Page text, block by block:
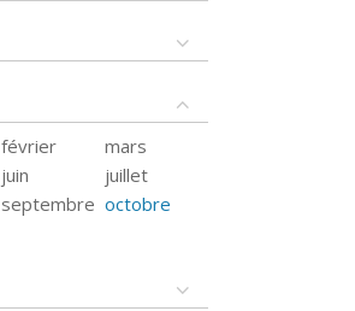
février
mars
juin
juillet
septembre octobre